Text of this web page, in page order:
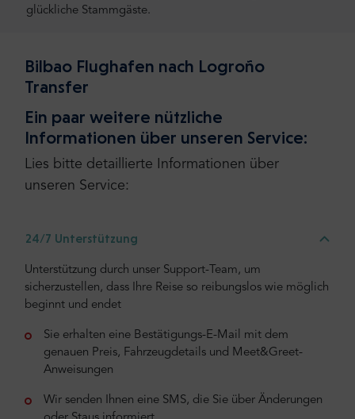
glückliche Stammgäste.
Bilbao Flughafen nach Logroño
Transfer
Ein paar weitere nützliche
Informationen über unseren Service:
Lies bitte detaillierte Informationen über
unseren Service:
24/7 Unterstützung
Unterstützung durch unser Support-Team, um
sicherzustellen, dass Ihre Reise so reibungslos wie möglich
beginnt und endet
Sie erhalten eine Bestätigungs-E-Mail mit dem
genauen Preis, Fahrzeugdetails und Meet&Greet-
Anweisungen
Wir senden Ihnen eine SMS, die Sie über Änderungen